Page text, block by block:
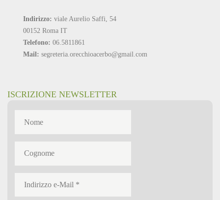
Indirizzo: viale Aurelio Saffi, 54
00152 Roma IT
Telefono: 06.5811861
Mail: segreteria.orecchioacerbo@gmail.com
ISCRIZIONE NEWSLETTER